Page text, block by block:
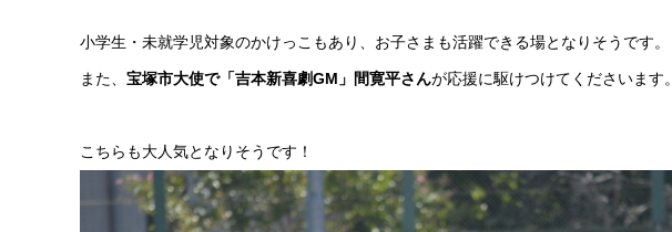
小学生・未就学児対象のかけっこもあり、お子さまも活躍できる場となりそうです。
また、 宝塚市大使で「吉本新喜劇GM」間寛平さんが応援に駆けつけてくださいます。
こちらも大人気となりそうです！